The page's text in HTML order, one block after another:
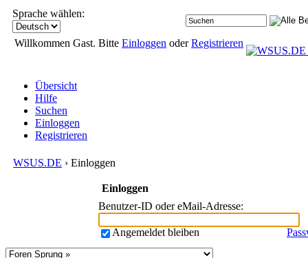
Sprache wählen:
Willkommen Gast. Bitte Einloggen oderRegistrieren
Übersicht
Hilfe
Suchen
Einloggen
Registrieren
WSUS.DE › Einloggen
Einloggen
Benutzer-ID oder eMail-Adresse:
Angemeldet bleiben